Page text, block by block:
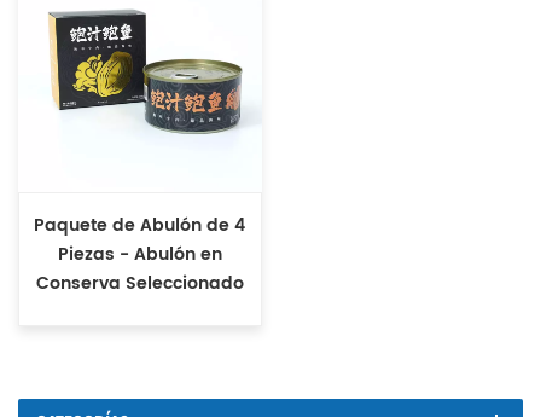
Paquete de Abulón de 4
Piezas - Abulón en
Conserva Seleccionado